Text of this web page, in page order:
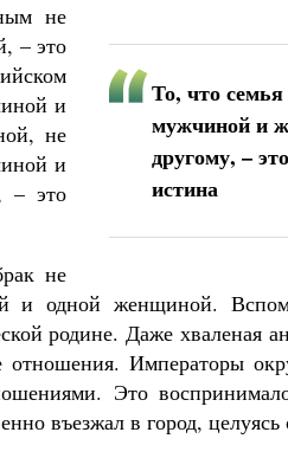
То, что
мужчиной и
другому, –
истина
не
– это
и
не
и
– это
не
и одной женщиной.
родине. Даже хваленая
отношения. Императоры
Это
въезжал в город,